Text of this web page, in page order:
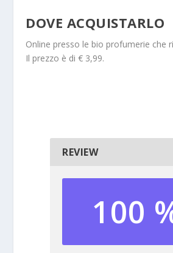
DOVE ACQUISTARLO
Online presso le bio profumerie che
Il prezzo è di € 3,99.
REVIEW
100